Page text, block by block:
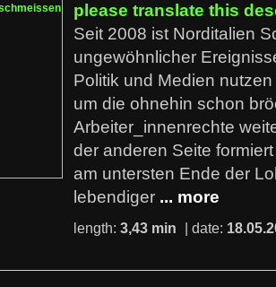
please translate this
Seit 2008 ist Norditalien
ungewöhnlicher
Politik und Medien
um die ohnehin schon
Arbeiter_innenrechte
der anderen Seite
am untersten Ende der
lebendiger ... more
length: 3,43 min | date: